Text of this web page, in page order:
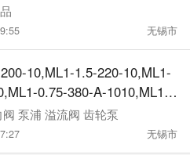
无锡市
10,ML1-1.5-220-10,ML1-
0.75-380-A-1010,ML1,
泵浦 溢流阀 齿轮泵
无锡市